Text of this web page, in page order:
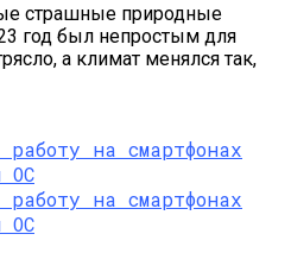
страшные природные
год был непростым для
а климат менялся так,